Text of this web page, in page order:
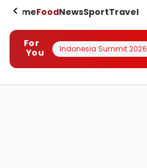
HomeFoodNewsSportTravel
For
You
Indonesia Summit 2026